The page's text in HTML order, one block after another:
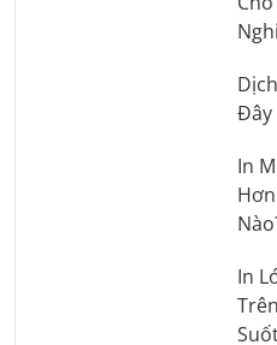
Đây
In
In